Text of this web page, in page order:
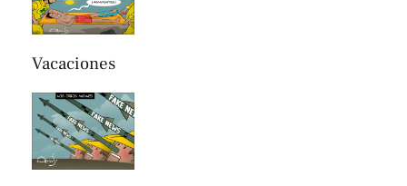
Vacaciones